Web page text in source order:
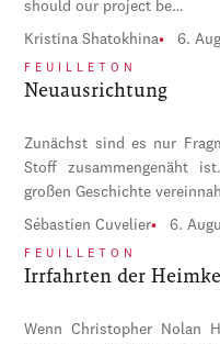
should our project be…
Kristina Shatokhina 6.
FEUILLETON
Neuausrichtung
Zunächst sind es nur
Stoff zusammengenäht
großen Geschichte
Sébastien Cuvelier 6.
FEUILLETON
Irrfahrten der
Wenn Christopher Nolan